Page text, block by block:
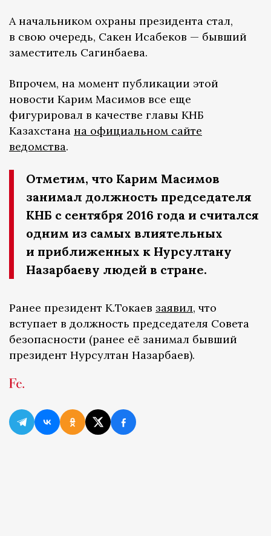
А начальником охраны президента стал,
в свою очередь, Сакен Исабеков — бывший
заместитель Сагинбаева.
Впрочем, на момент публикации этой
новости Карим Масимов все еще
фигурировал в качестве главы КНБ
Казахстана на официальном сайте
ведомства.
Отметим, что Карим Масимов
занимал должность председателя
КНБ с сентября 2016 года и считался
одним из самых влиятельных
и приближенных к Нурсултану
Назарбаеву людей в стране.
Ранее президент К.Токаев заявил, что
вступает в должность председателя Совета
безопасности (ранее её занимал бывший
президент Нурсултан Назарбаев).